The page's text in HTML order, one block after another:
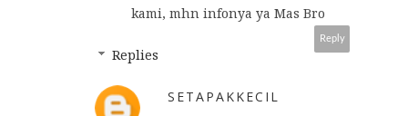
kami, mhn infonya ya Mas Bro
Reply
Replies
SETAPAKKECIL